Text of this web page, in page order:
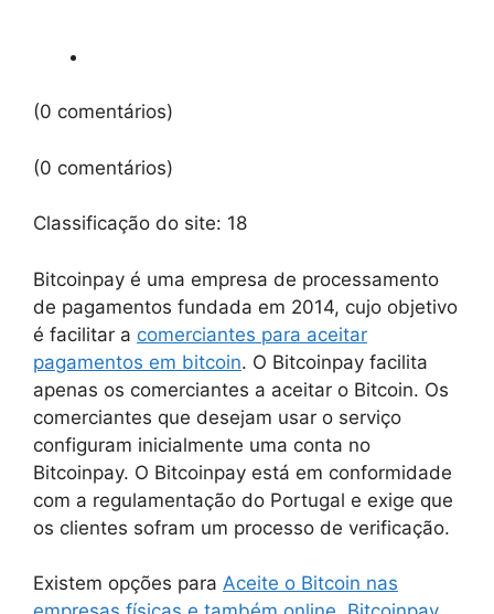
(0 comentários)
(0 comentários)
Classificação do site: 18
Bitcoinpay é uma empresa de processamento
de pagamentos fundada em 2014, cujo objetivo
é facilitar a comerciantes para aceitar
pagamentos em bitcoin. O Bitcoinpay facilita
apenas os comerciantes a aceitar o Bitcoin. Os
comerciantes que desejam usar o serviço
configuram inicialmente uma conta no
Bitcoinpay. O Bitcoinpay está em conformidade
com a regulamentação do Portugal e exige que
os clientes sofram um processo de verificação.
Existem opções para Aceite o Bitcoin nas